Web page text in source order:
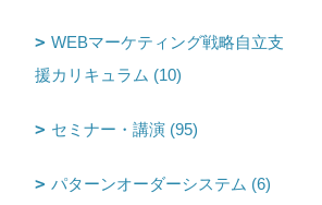
WEBマーケティング戦略自立支
援カリキュラム (10)
セミナー・講演 (95)
パターンオーダーシステム (6)